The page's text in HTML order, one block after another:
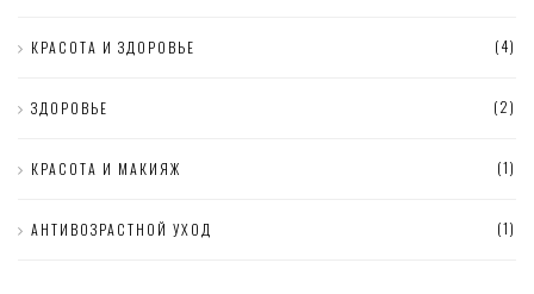
КРАСОТА И ЗДОРОВЬЕ (4)
ЗДОРОВЬЕ (2)
КРАСОТА И МАКИЯЖ (1)
АНТИВОЗРАСТНОЙ УХОД (1)